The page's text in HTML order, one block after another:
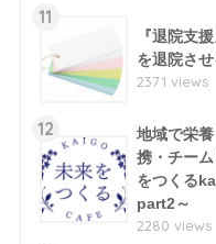
11
『退院支
を退院さ
2371 views
12
地域で栄
携・チー
をつくる
part2～
2280 views